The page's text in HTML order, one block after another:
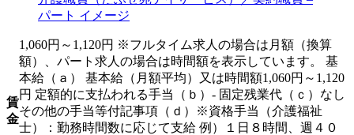
賃
金
1,060円～1,120円 ※フルタイム求人の場合は月額（換算
額）、パート求人の場合は時間額を表示しています。 基
本給（ａ） 基本給（月額平均）又は時間額1,060円～1,120
円 定額的に支払われる手当（ｂ）- 固定残業代（ｃ）なし
その他の手当等付記事項（ｄ）※資格手当（介護福祉
士）：勤務時間数に応じて支給 例）１日８時間、週４０